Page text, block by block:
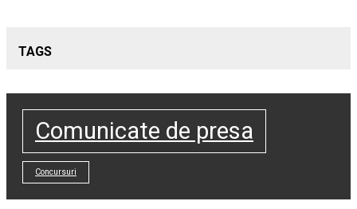
TAGS
Comunicate de presa
Concursuri